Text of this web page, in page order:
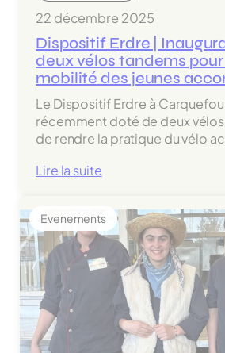
22 décembre 2025
Dispositif Erdre |
deux vélos tandems
mobilité des jeunes
Le Dispositif Erdre à Carquefou
récemment doté de deux
de rendre la pratique du vélo
Lire la suite:
|
Inauguration
de
deux
vélos
tandems
pour
favoriser
Evenements